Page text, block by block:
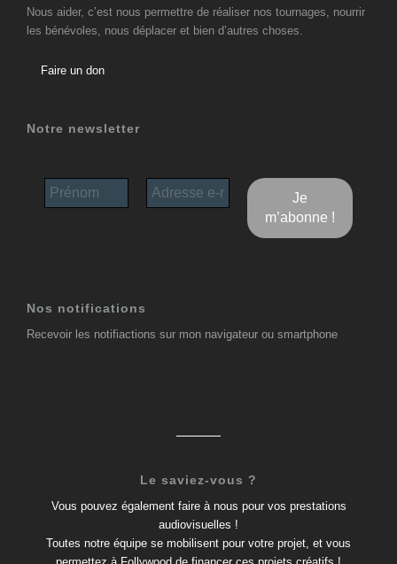
Nous aider, c’est nous permettre de réaliser nos tournages, nourrir
les bénévoles, nous déplacer et bien d’autres choses.
Faire un don
Notre newsletter
Nos notifications
Recevoir les notifiactions sur mon navigateur ou smartphone
Le saviez-vous ?
Vous pouvez également faire à nous pour vos prestations
audiovisuelles !
Toutes notre équipe se mobilisent pour votre projet, et vous